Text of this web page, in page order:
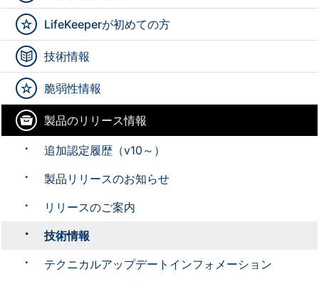
LifeKeeperが初めての方
技術情報
脆弱性情報
製品のリリース情報
追加認定履歴（v10～）
製品リリースのお知らせ
リリースのご案内
技術情報
テクニカルアップデートインフォメーション